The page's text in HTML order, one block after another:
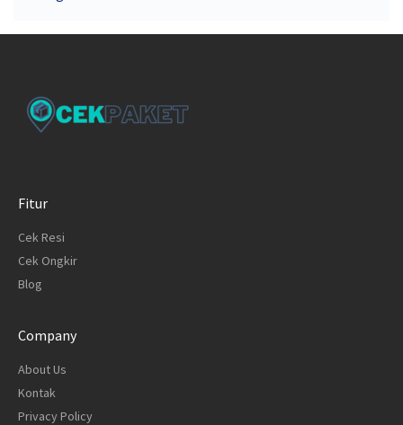
Fitur
Cek Resi
Cek Ongkir
Blog
Company
About Us
Kontak
Privacy Policy